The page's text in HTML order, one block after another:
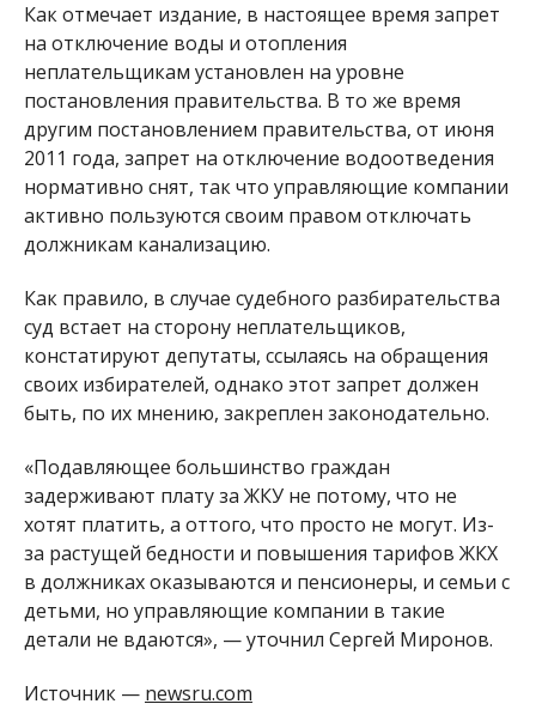
Как отмечает издание, в настоящее время запрет
на отключение воды и отопления
неплательщикам установлен на уровне
постановления правительства. В то же время
другим постановлением правительства, от июня
2011 года, запрет на отключение водоотведения
нормативно снят, так что управляющие компании
активно пользуются своим правом отключать
должникам канализацию.
Как правило, в случае судебного разбирательства
суд встает на сторону неплательщиков,
констатируют депутаты, ссылаясь на обращения
своих избирателей, однако этот запрет должен
быть, по их мнению, закреплен законодательно.
«Подавляющее большинство граждан
задерживают плату за ЖКУ не потому, что не
хотят платить, а оттого, что просто не могут. Из-
за растущей бедности и повышения тарифов ЖКХ
в должниках оказываются и пенсионеры, и семьи с
детьми, но управляющие компании в такие
детали не вдаются», — уточнил Сергей Миронов.
Источник — newsru.com